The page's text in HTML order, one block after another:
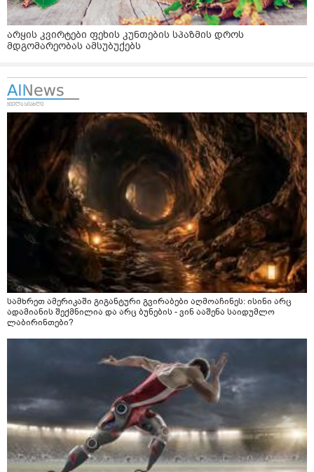
არყის კვირტები ფეხის კუნთების სპაზმის დროს
მდგომარეობას ამსუბუქებს
სამხრეთ ამერიკაში გიგანტური გვირაბები აღმოაჩინეს: ისინი არც
ადამიანის შექმნილია და არც ბუნების - ვინ ააშენა საიდუმლო
ლაბირინთები?